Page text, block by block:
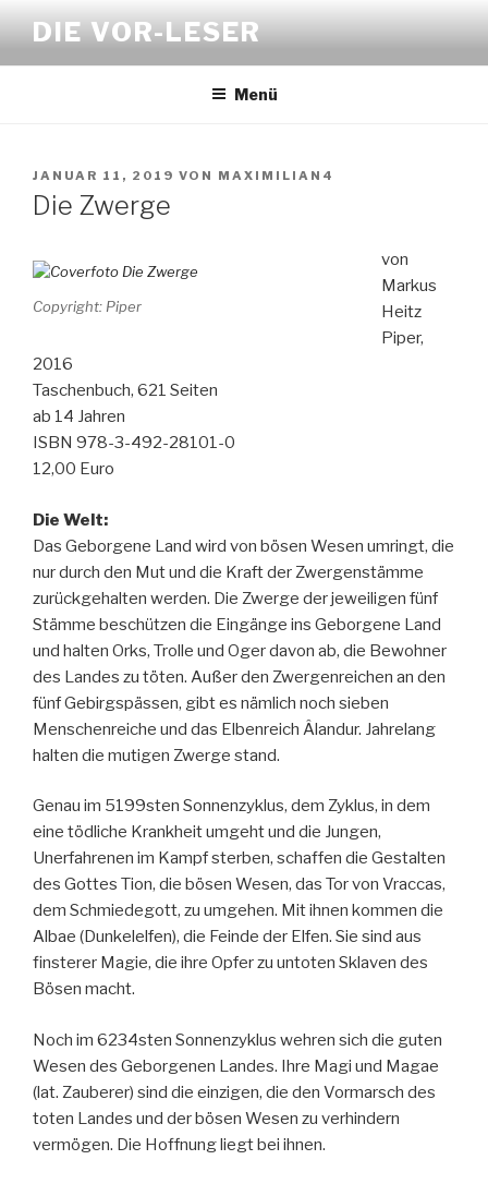
Inhalt
springen
DIE VOR-LESER
Menü
VERÖFFENTLICHT
AM
JANUAR 11, 2019 VON MAXIMILIAN4
Die Zwerge
Copyright: Piper
von
Markus
Heitz
Piper,
2016
Taschenbuch, 621 Seiten
ab 14 Jahren
ISBN 978-3-492-28101-0
12,00 Euro
Die Welt:
Das Geborgene Land wird von bösen Wesen umringt, die
nur durch den Mut und die Kraft der Zwergenstämme
zurückgehalten werden. Die Zwerge der jeweiligen fünf
Stämme beschützen die Eingänge ins Geborgene Land
und halten Orks, Trolle und Oger davon ab, die Bewohner
des Landes zu töten. Außer den Zwergenreichen an den
fünf Gebirgspässen, gibt es nämlich noch sieben
Menschenreiche und das Elbenreich Âlandur. Jahrelang
halten die mutigen Zwerge stand.
Genau im 5199sten Sonnenzyklus, dem Zyklus, in dem
eine tödliche Krankheit umgeht und die Jungen,
Unerfahrenen im Kampf sterben, schaffen die Gestalten
des Gottes Tion, die bösen Wesen, das Tor von Vraccas,
dem Schmiedegott, zu umgehen. Mit ihnen kommen die
Albae (Dunkelelfen), die Feinde der Elfen. Sie sind aus
finsterer Magie, die ihre Opfer zu untoten Sklaven des
Bösen macht.
Noch im 6234sten Sonnenzyklus wehren sich die guten
Wesen des Geborgenen Landes. Ihre Magi und Magae
(lat. Zauberer) sind die einzigen, die den Vormarsch des
toten Landes und der bösen Wesen zu verhindern
vermögen. Die Hoffnung liegt bei ihnen.